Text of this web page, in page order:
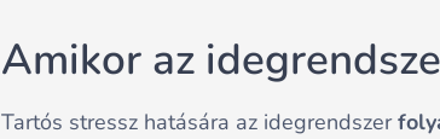
Amikor az
Tartós stressz hatására az idegrendszer